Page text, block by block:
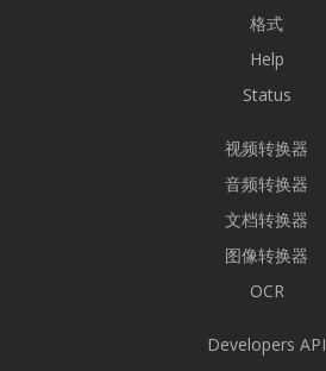
格式
Help
Status
视频转换器
音频转换器
文档转换器
图像转换器
OCR
Developers API